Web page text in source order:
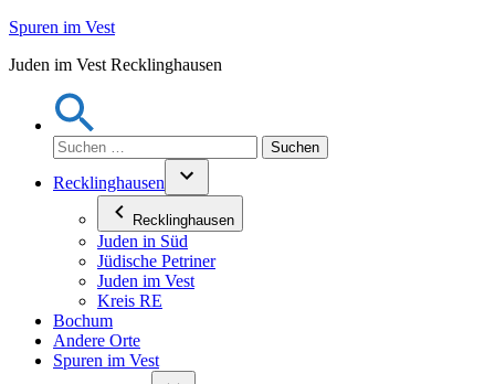
Zum
springen
Spuren im Vest
Juden im Vest Recklinghausen
Suchen
nach:
Recklinghausen
Recklinghausen
Juden in Süd
Jüdische Petriner
Juden im Vest
Kreis RE
Bochum
Andere Orte
Spuren im Vest